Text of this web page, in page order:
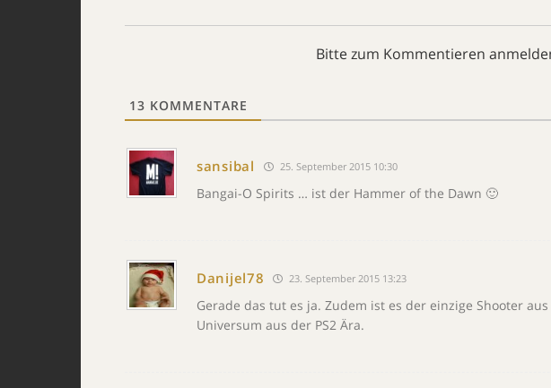
Bitte zum Kommentieren
13 KOMMENTARE
sansibal 25. September 2015 10:30
Bangai-O Spirits … ist der Hammer of the Dawn 🙂
Danijel78 23. September 2015 13:23
Gerade das tut es ja. Zudem ist es der einzige Shooter
Universum aus der PS2 Ära.